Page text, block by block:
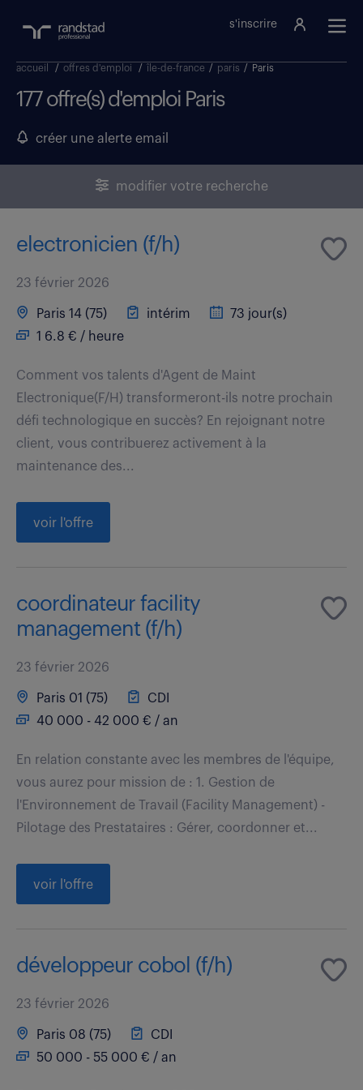
s'inscrire
accueil / offres d'emploi / île-de-france / paris / Paris
177 offre(s) d'emploi Paris
créer une alerte email
modifier votre recherche
electronicien (f/h)
23 février 2026
Paris 14 (75) intérim
73 jour(s)
1 6.8 € / heure
Comment vos talents d'Agent de Maint
Electronique(F/H) transformeront-ils notre prochain
défi technologique en succès? En rejoignant notre
client, vous contribuerez activement à la
maintenance des...
voir l'offre
coordinateur facility
management (f/h)
23 février 2026
Paris 01 (75)
CDI
40 000 - 42 000 € / an
En relation constante avec les membres de l'équipe,
vous aurez pour mission de : 1. Gestion de
l'Environnement de Travail (Facility Management) -
Pilotage des Prestataires : Gérer, coordonner et...
voir l'offre
développeur cobol (f/h)
23 février 2026
Paris 08 (75)
CDI
50 000 - 55 000 € / an